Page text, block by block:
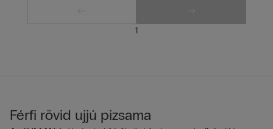
1
Férfi rövid ujjú pizsama